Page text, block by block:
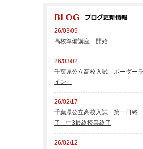
26/03/09
高校準備講座 開始
26/03/02
千葉県公立高校入試 ボーダーラ
イン
26/02/17
千葉県公立高校入試 第一日終
了 中3最終授業終了
26/02/12